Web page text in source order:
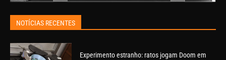
NOTÍCIAS RECENTES
Experimento estranho: ratos jogam Doom em